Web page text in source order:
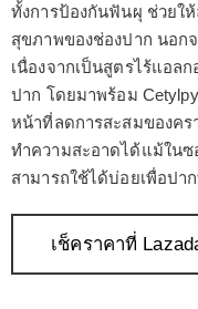
ทั้งการป้องกันฟันผุ ช่วยใ
สุขภาพของช่องปาก นอก
เนื่องจากเป็นสูตรไร้แอล
ปาก โดยมาพร้อม
หน้าที่ลดการสะสมของค
ทำความสะอาดได้แม้ในซ
สามารถใช้ได้บ่อยเพื่อปา
เช็คราคาที่